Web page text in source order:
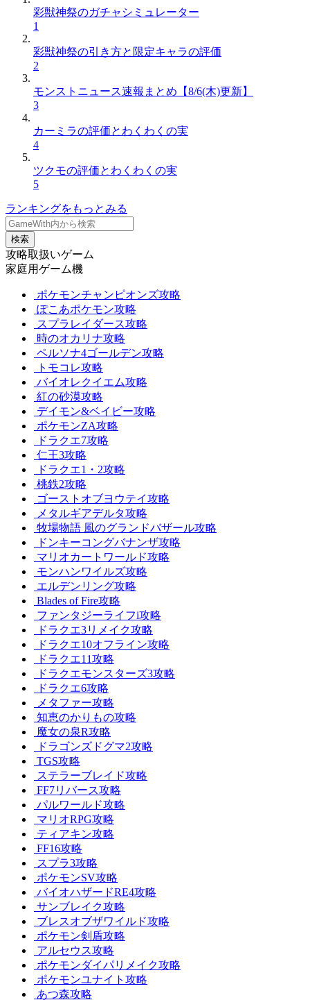
彩獣神祭のガチャシミュレーター
1
彩獣神祭の引き方と限定キャラの評価
2
モンストニュース速報まとめ【8/6(木)更新】
3
カーミラの評価とわくわくの実
4
ツクモの評価とわくわくの実
5
ランキングをもっとみる
検索
攻略取扱いゲーム
家庭用ゲーム機
ポケモンチャンピオンズ攻略
ぽこあポケモン攻略
スプラレイダース攻略
時のオカリナ攻略
ペルソナ4ゴールデン攻略
トモコレ攻略
バイオレクイエム攻略
紅の砂漠攻略
デイモン&ベイビー攻略
ポケモンZA攻略
ドラクエ7攻略
仁王3攻略
ドラクエ1・2攻略
桃鉄2攻略
ゴーストオブヨウテイ攻略
メタルギアデルタ攻略
牧場物語 風のグランドバザール攻略
ドンキーコングバナンザ攻略
マリオカートワールド攻略
モンハンワイルズ攻略
エルデンリング攻略
Blades of Fire攻略
ファンタジーライフi攻略
ドラクエ3リメイク攻略
ドラクエ10オフライン攻略
ドラクエ11攻略
ドラクエモンスターズ3攻略
ドラクエ6攻略
メタファー攻略
知恵のかりもの攻略
魔女の泉R攻略
ドラゴンズドグマ2攻略
TGS攻略
ステラーブレイド攻略
FF7リバース攻略
パルワールド攻略
マリオRPG攻略
ティアキン攻略
FF16攻略
スプラ3攻略
ポケモンSV攻略
バイオハザードRE4攻略
サンブレイク攻略
ブレスオブザワイルド攻略
ポケモン剣盾攻略
アルセウス攻略
ポケモンダイパリメイク攻略
ポケモンユナイト攻略
あつ森攻略